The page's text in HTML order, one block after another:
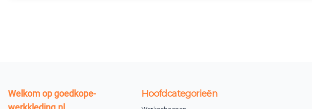
Welkom op goedkope-
Hoofdcategorieën